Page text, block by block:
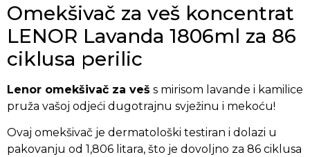
Omekšivač za veš koncentrat
LENOR Lavanda 1806ml za 86
ciklusa perilic
Lenor omekšivač za veš s mirisom lavande i kamilice
pruža vašoj odjeći dugotrajnu svježinu i mekoću!
Ovaj omekšivač je dermatološki testiran i dolazi u
pakovanju od 1,806 litara, što je dovoljno za 86 ciklusa